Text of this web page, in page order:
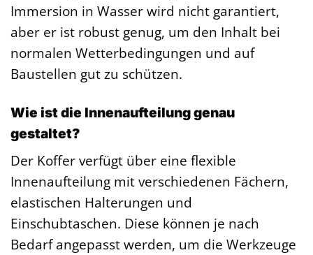
Immersion in Wasser wird nicht garantiert,
aber er ist robust genug, um den Inhalt bei
normalen Wetterbedingungen und auf
Baustellen gut zu schützen.
Wie ist die Innenaufteilung genau
gestaltet?
Der Koffer verfügt über eine flexible
Innenaufteilung mit verschiedenen Fächern,
elastischen Halterungen und
Einschubtaschen. Diese können je nach
Bedarf angepasst werden, um die Werkzeuge